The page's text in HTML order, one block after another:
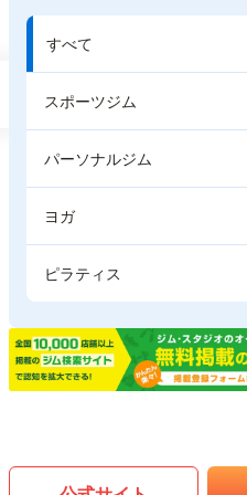
すべて
スポーツジム
パーソナルジム
ヨガ
ピラティス